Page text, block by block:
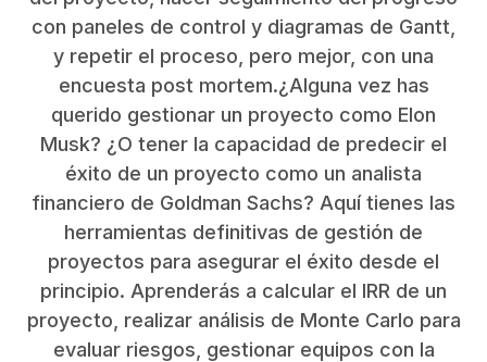
con paneles de control y diagramas de Gantt,
y repetir el proceso, pero mejor, con una
encuesta post mortem.¿Alguna vez has
querido gestionar un proyecto como Elon
Musk? ¿O tener la capacidad de predecir el
éxito de un proyecto como un analista
financiero de Goldman Sachs? Aquí tienes las
herramientas definitivas de gestión de
proyectos para asegurar el éxito desde el
principio. Aprenderás a calcular el IRR de un
proyecto, realizar análisis de Monte Carlo para
evaluar riesgos, gestionar equipos con la